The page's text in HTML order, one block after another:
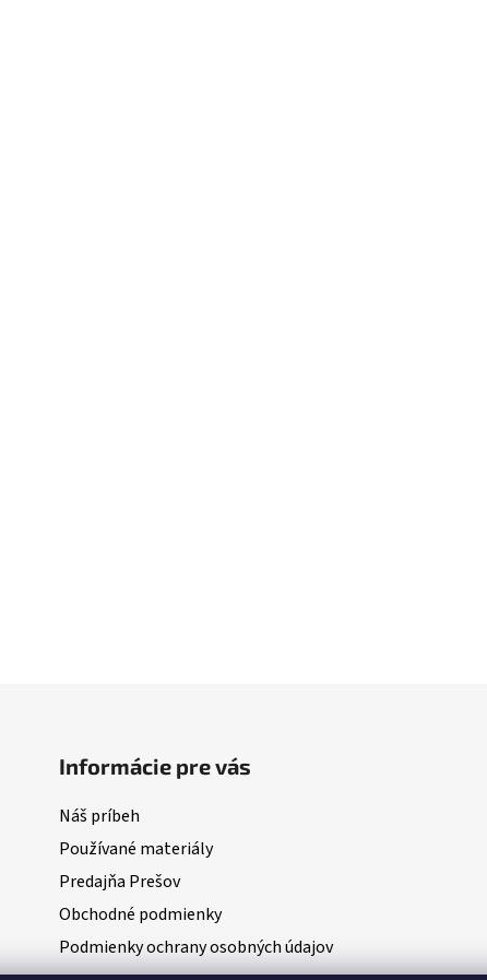
Informácie pre vás
Náš príbeh
Používané materiály
Predajňa Prešov
Obchodné podmienky
Podmienky ochrany osobných údajov